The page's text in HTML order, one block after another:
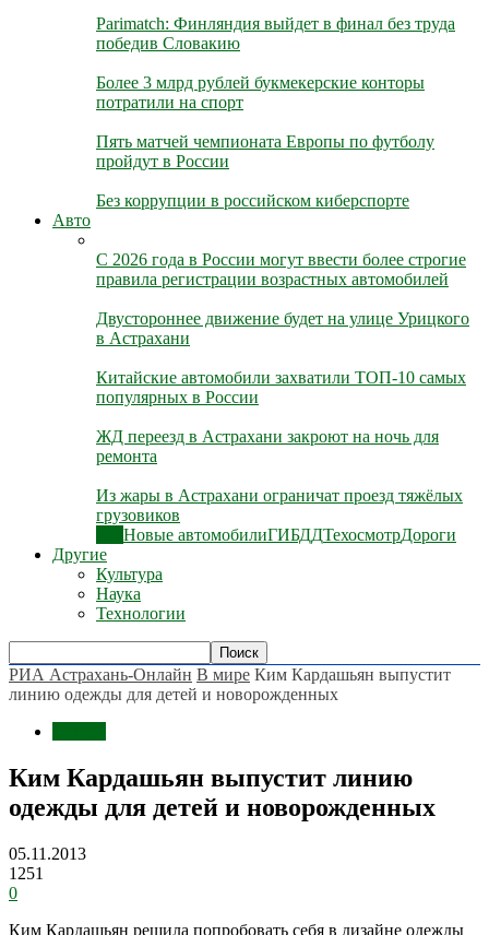
Parimatch: Финляндия выйдет в финал без труда
победив Словакию
Более 3 млрд рублей букмекерские конторы
потратили на спорт
Пять матчей чемпионата Европы по футболу
пройдут в России
Без коррупции в российском киберспорте
Авто
С 2026 года в России могут ввести более строгие
правила регистрации возрастных автомобилей
Двустороннее движение будет на улице Урицкого
в Астрахани
Китайские автомобили захватили ТОП-10 самых
популярных в России
ЖД переезд в Астрахани закроют на ночь для
ремонта
Из жары в Астрахани ограничат проезд тяжёлых
грузовиков
Новые автомобилиГИБДДТехосмотрДороги
Другие
Культура
Наука
Технологии
РИА Астрахань-Онлайн В мире Ким Кардашьян выпустит
линию одежды для детей и новорожденных
Ким Кардашьян выпустит линию
одежды для детей и новорожденных
05.11.2013
1251
0
Ким Кардашьян решила попробовать себя в дизайне одежды